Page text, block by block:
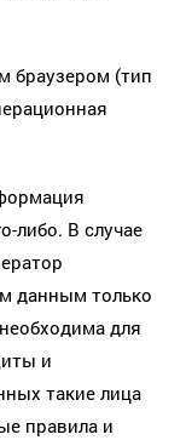
браузером (тип
либо. В случае
данным только
для
и
такие лица
правила и